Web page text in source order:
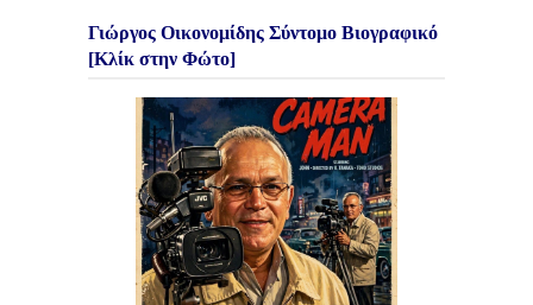
Γιώργος Οικονομίδης Σύντομο Βιογραφικό
[Κλίκ στην Φώτο]